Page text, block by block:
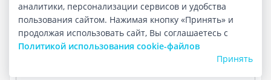
Вклад Максимальный в рублях
до10.9 % от15 000
аналитики, персонализации сервисов и удобства
пользования сайтом. Нажимая кнопку «Принять» и
продолжая использовать сайт, Вы соглашаетесь с
Политикой использования cookie-файлов
Принять